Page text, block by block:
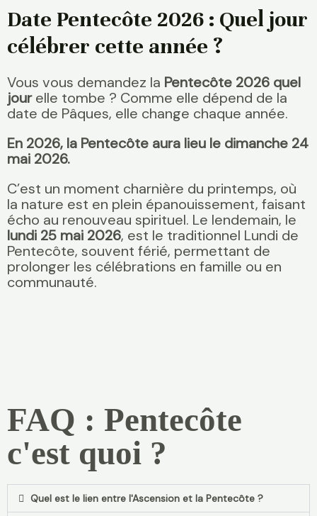
Date Pentecôte 2026 : Quel jour
célébrer cette année ?
Vous vous demandez la Pentecôte 2026 quel
jourelle tombe ? Comme elle dépend de la
date de Pâques, elle change chaque année.
En 2026, la Pentecôte aura lieu le dimanche 24
mai 2026.
C’est un moment charnière du printemps, où
la nature est en plein épanouissement, faisant
écho au renouveau spirituel. Le lendemain, le
lundi 25 mai 2026, est le traditionnel Lundi de
Pentecôte, souvent férié, permettant de
prolonger les célébrations en famille ou en
communauté.
FAQ : Pentecôte
c'est quoi ?
Quel est le lien entre l'Ascension et la Pentecôte ?